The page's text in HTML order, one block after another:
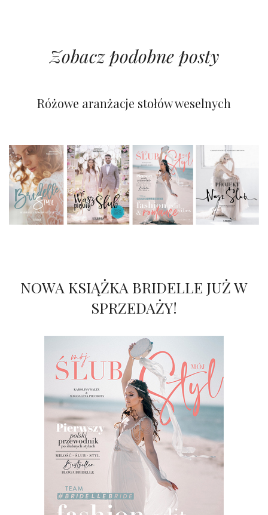
Zobacz podobne posty
Pastelowy i wiosenny ślub
Różowe aranżacje stołów weselnych
NOWA KSIĄŻKA BRIDELLE JUŻ W
SPRZEDAŻY!